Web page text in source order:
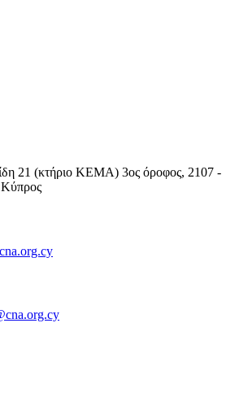
21 (κτήριο ΚΕΜΑ) 3ος όροφος, 2107 -
Κύπρος